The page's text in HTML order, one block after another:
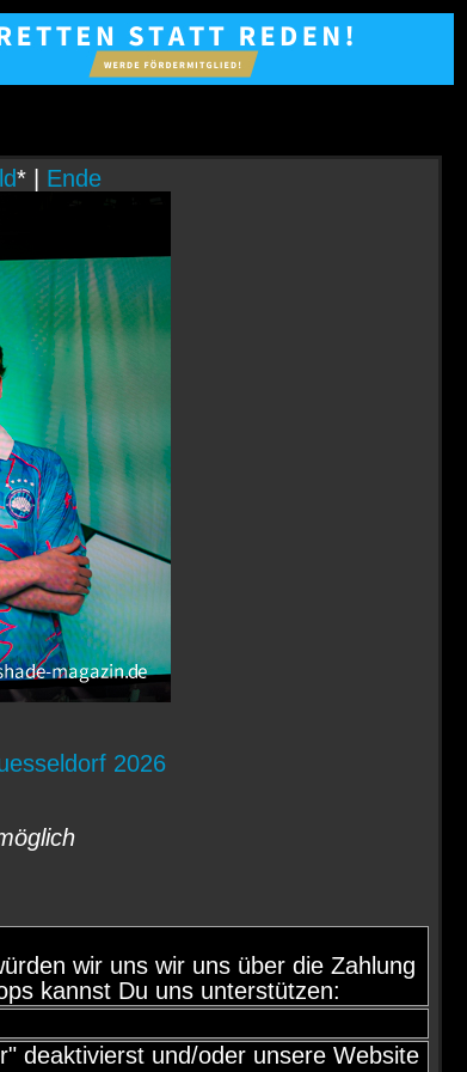
* | Ende
2026
wir uns wir uns über die Zahlung
kannst Du uns unterstützen:
deaktivierst und/oder unsere Website